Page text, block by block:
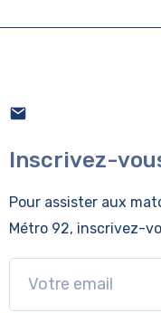
Inscrivez-
Pour assister aux
Métro 92, inscrivez-